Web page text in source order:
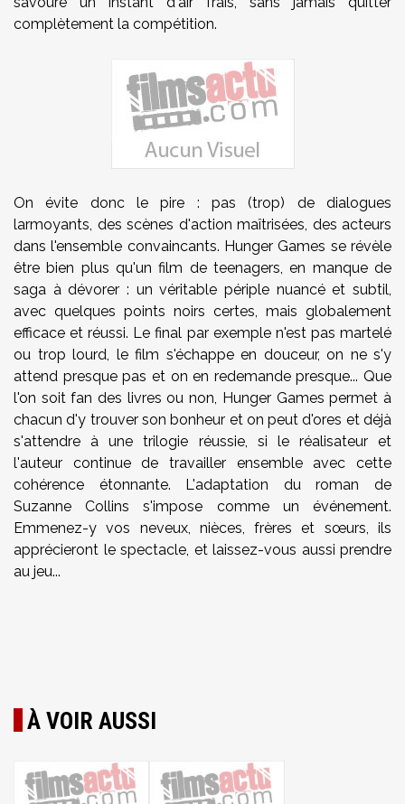
complètement la compétition.
On évite donc le pire : pas (trop) de dialogues
larmoyants, des scènes d'action maîtrisées, des acteurs
dans l'ensemble convaincants. Hunger Games se révèle
être bien plus qu'un film de teenagers, en manque de
saga à dévorer : un véritable périple nuancé et subtil,
avec quelques points noirs certes, mais globalement
efficace et réussi. Le final par exemple n'est pas martelé
ou trop lourd, le film s'échappe en douceur, on ne s'y
attend presque pas et on en redemande presque... Que
l'on soit fan des livres ou non, Hunger Games permet à
chacun d'y trouver son bonheur et on peut d'ores et déjà
s'attendre à une trilogie réussie, si le réalisateur et
l'auteur continue de travailler ensemble avec cette
cohérence étonnante. L'adaptation du roman de
Suzanne Collins s'impose comme un événement.
Emmenez-y vos neveux, nièces, frères et sœurs, ils
apprécieront le spectacle, et laissez-vous aussi prendre
au jeu...
À VOIR AUSSI